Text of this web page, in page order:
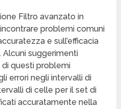
Filtro avanzato in
problemi comuni
e sull’efficacia
suggerimenti
questi problemi
errori negli intervalli di
di celle per il set di
accuratamente nella